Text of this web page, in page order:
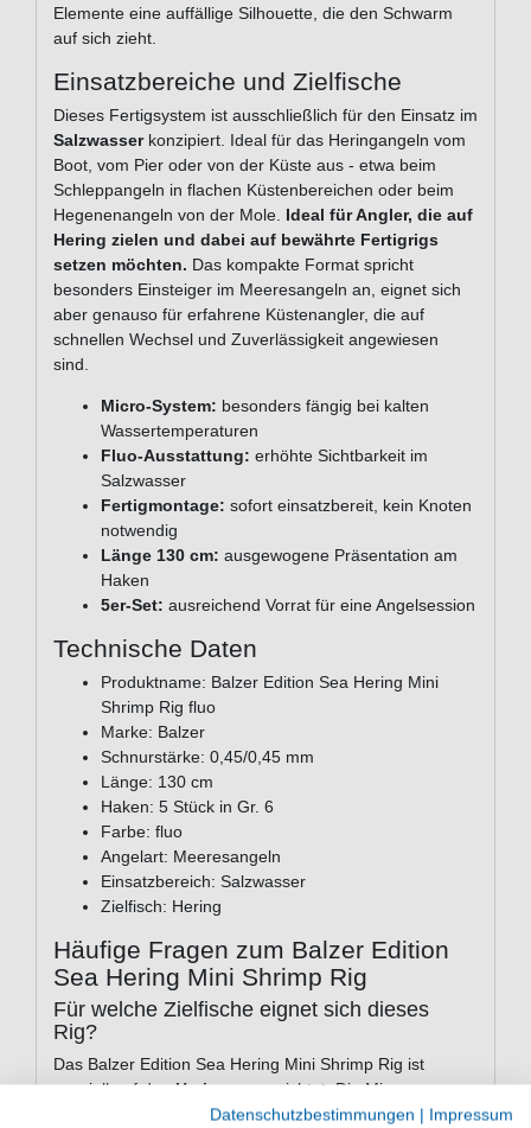
Elemente eine auffällige Silhouette, die den Schwarm
auf sich zieht.
Einsatzbereiche und Zielfische
Dieses Fertigsystem ist ausschließlich für den Einsatz im
Salzwasserkonzipiert. Ideal für das Heringangeln vom
Boot, vom Pier oder von der Küste aus - etwa beim
Schleppangeln in flachen Küstenbereichen oder beim
Hegenenangeln von der Mole. Ideal für Angler, die auf
Hering zielen und dabei auf bewährte Fertigrigs
setzen möchten. Das kompakte Format spricht
besonders Einsteiger im Meeresangeln an, eignet sich
aber genauso für erfahrene Küstenangler, die auf
schnellen Wechsel und Zuverlässigkeit angewiesen
sind.
Micro-System: besonders fängig bei kalten
Wassertemperaturen
Fluo-Ausstattung: erhöhte Sichtbarkeit im
Salzwasser
Fertigmontage: sofort einsatzbereit, kein Knoten
notwendig
Länge 130 cm: ausgewogene Präsentation am
Haken
5er-Set: ausreichend Vorrat für eine Angelsession
Technische Daten
Produktname: Balzer Edition Sea Hering Mini
Shrimp Rig fluo
Marke: Balzer
Schnurstärke: 0,45/0,45 mm
Länge: 130 cm
Haken: 5 Stück in Gr. 6
Farbe: fluo
Angelart: Meeresangeln
Einsatzbereich: Salzwasser
Zielfisch: Hering
Häufige Fragen zum Balzer Edition
Sea Hering Mini Shrimp Rig
Für welche Zielfische eignet sich dieses
Rig?
Das Balzer Edition Sea Hering Mini Shrimp Rig ist
speziell auf denHeringausgerichtet. Die Micro-
Bauweise und die fluoreszierende Optik machen das Rig
Datenschutzbestimmungen | Impressum